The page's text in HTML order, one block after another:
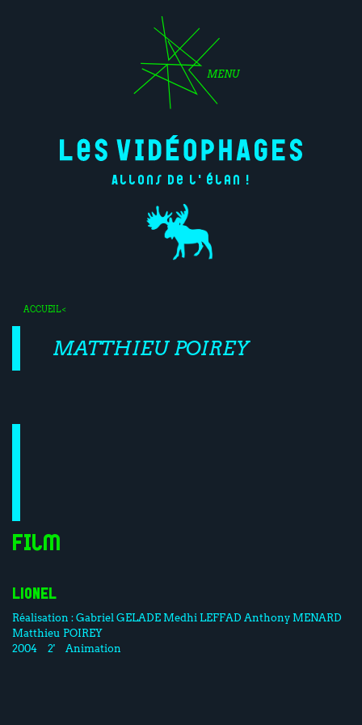
MENU
Allons de l'élan !
ACCUEIL<
MATTHIEU POIREY
Film
LIONEL
Réalisation :Gabriel GELADE Medhi LEFFAD Anthony MENARD
Matthieu POIREY
2004
2' Animation